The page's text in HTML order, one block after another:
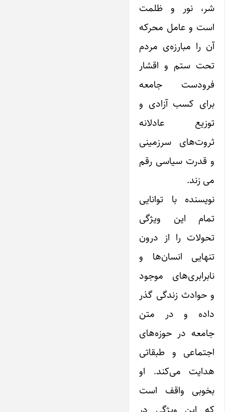
شر، نور و ظلمت
است و عامل محرکه
آن را مبارزه‌ی مردم
تحت ستم و اقشار
فرودست جامعه
برای کسب آزادی و
توزیع عادلانه
ثروت‌های سرزمینی
و قدرت سیاسی رقم
می زند.
نویسنده با توانایی
تمام این ویژگی
تحولات را از درون
تنهایی انسان‌ها و
نابرابری‌های موجود
و حوادث زندگی گذر
داده و در متن
جامعه در حوزه‌های
اجتماعی و طبقاتی
هدایت می‌کند. او
بخوبی واقف است